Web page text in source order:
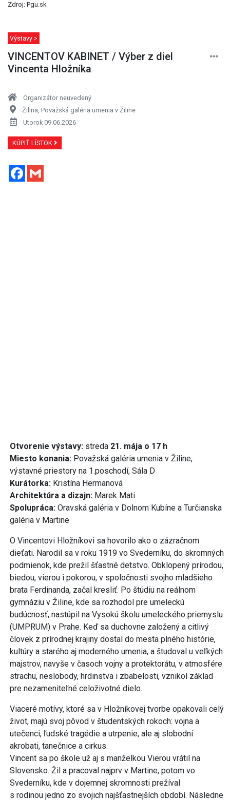
Zdroj: Pgu.sk
Výstavy >
VINCENTOV KABINET / Výber z diel
Vincenta Hložníka
Organizátor neuvedený
Žilina, Považská galéria umenia v Žiline
Utorok 09.06.2026
KÚPIŤ LÍSTOK
Facebook
Otvorenie výstavy: streda 21. mája o 17 h
Miesto konania: Považská galéria umenia v Žiline,
výstavné priestory na 1.poschodí, Sála D
Kurátorka: Kristína Hermanová
Architektúra a dizajn: Marek Mati
Spolupráca: Oravská galéria v Dolnom Kubíne a Turčianska
galéria v Martine
O Vincentovi Hložníkovi sa hovorilo ako o zázračnom
dieťati. Narodil sa v roku 1919 vo Svederníku, do skromných
podmienok, kde prežil šťastné detstvo. Obklopený prírodou,
biedou, vierou i pokorou, v spoločnosti svojho mladšieho
brata Ferdinanda, začal kresliť. Po štúdiu na reálnom
gymnáziu v Žiline, kde sa rozhodol pre umeleckú
budúcnosť, nastúpil na Vysokú školu umeleckého priemyslu
(UMPRUM) v Prahe. Keď sa duchovne založený a citlivý
človek z prírodnej krajiny dostal do mesta plného histórie,
kultúry a starého aj moderného umenia, a študoval u veľkých
majstrov, navyše v časoch vojny a protektorátu, v atmosfére
strachu, neslobody, hrdinstva i zbabelosti, vznikol základ
pre nezameniteľné celoživotné dielo.
Viaceré motívy, ktoré sa v Hložníkovej tvorbe opakovali celý
život, majú svoj pôvod v študentských rokoch: vojna a
utečenci, ľudské tragédie a utrpenie, ale aj slobodní
akrobati, tanečnice a cirkus.
Vincent sa po škole už aj s manželkou Vierou vrátil na
Slovensko. Žil a pracoval najprv v Martine, potom vo
Svederníku, kde v dojemnej skromnosti prežíval
s rodinou jedno zo svojich najšťastnejších období. Následne